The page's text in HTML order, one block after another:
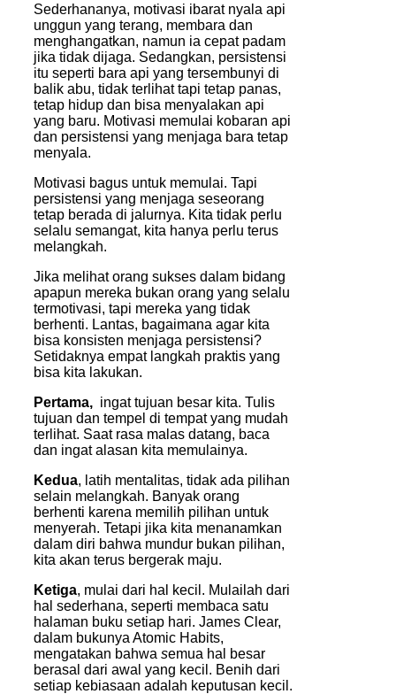
Sederhananya, motivasi ibarat nyala api
unggun yang terang, membara dan
menghangatkan, namun ia cepat padam
jika tidak dijaga. Sedangkan, persistensi
itu seperti bara api yang tersembunyi di
balik abu, tidak terlihat tapi tetap panas,
tetap hidup dan bisa menyalakan api
yang baru. Motivasi memulai kobaran api
dan persistensi yang menjaga bara tetap
menyala.
Motivasi bagus untuk memulai. Tapi
persistensi yang menjaga seseorang
tetap berada di jalurnya. Kita tidak perlu
selalu semangat, kita hanya perlu terus
melangkah.
Jika melihat orang sukses dalam bidang
apapun mereka bukan orang yang selalu
termotivasi, tapi mereka yang tidak
berhenti. Lantas, bagaimana agar kita
bisa konsisten menjaga persistensi?
Setidaknya empat langkah praktis yang
bisa kita lakukan.
Pertama, ingat tujuan besar kita. Tulis
tujuan dan tempel di tempat yang mudah
terlihat. Saat rasa malas datang, baca
dan ingat alasan kita memulainya.
Kedua, latih mentalitas, tidak ada pilihan
selain melangkah. Banyak orang
berhenti karena memilih pilihan untuk
menyerah. Tetapi jika kita menanamkan
dalam diri bahwa mundur bukan pilihan,
kita akan terus bergerak maju.
Ketiga, mulai dari hal kecil. Mulailah dari
hal sederhana, seperti membaca satu
halaman buku setiap hari. James Clear,
dalam bukunya Atomic Habits,
mengatakan bahwa semua hal besar
berasal dari awal yang kecil. Benih dari
setiap kebiasaan adalah keputusan kecil.